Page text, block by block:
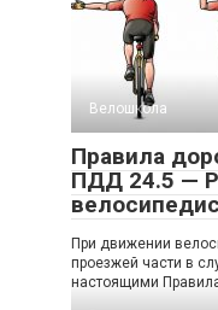
Велошкола
Правила
ПДД 24.5 —
При движении
проезжей части в
настоящими